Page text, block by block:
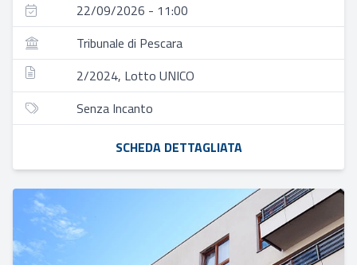
22/09/2026 - 11:00
Tribunale di Pescara
2/2024, Lotto UNICO
Senza Incanto
SCHEDA DETTAGLIATA